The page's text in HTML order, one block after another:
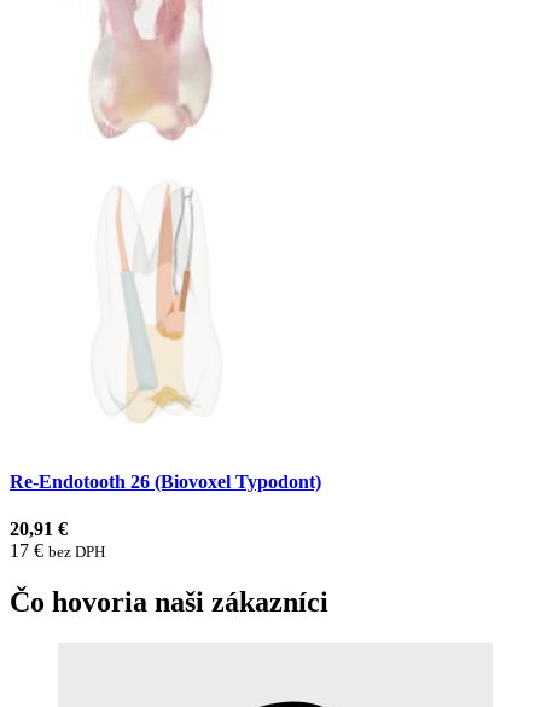
Re-Endotooth 26 (Biovoxel Typodont)
20,91 €
17 € bez DPH
Čo hovoria naši zákazníci